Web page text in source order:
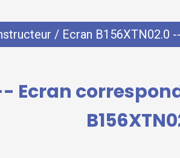
/ Ecran B156XTN02.0
-- Ecran